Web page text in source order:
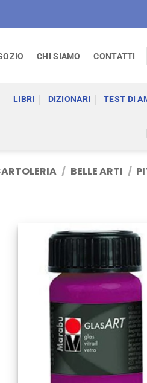
CHI SIAMO CONTATTI
LIBRI DIZIONARI TEST DI
/ BELLE ARTI /